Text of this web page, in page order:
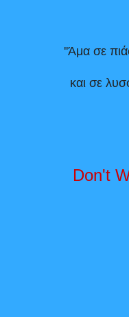
''Άμα σε
και σε
Don't